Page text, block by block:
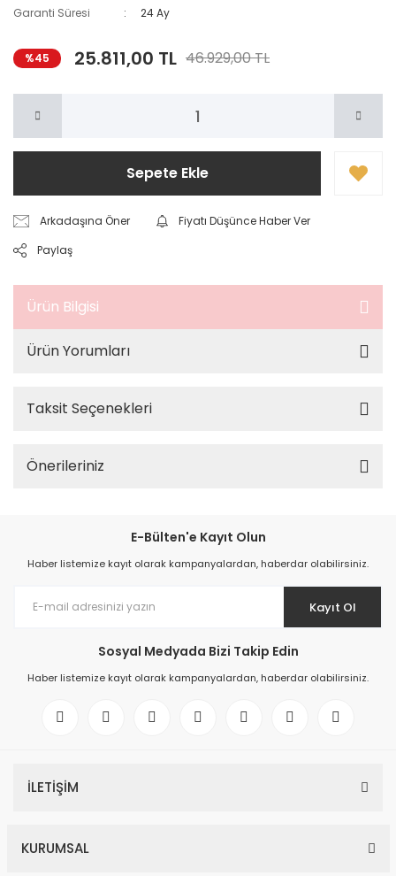
Garanti Süresi
24 Ay
%45 25.811,00 TL 46.929,00 TL
Sepete Ekle
Arkadaşına Öner
Fiyatı Düşünce Haber Ver
Paylaş
Ürün Bilgisi
Ürün Yorumları
Taksit Seçenekleri
Önerileriniz
E-Bülten'e Kayıt Olun
Haber listemize kayıt olarak kampanyalardan, haberdar olabilirsiniz.
Kayıt Ol
Sosyal Medyada Bizi Takip Edin
Haber listemize kayıt olarak kampanyalardan, haberdar olabilirsiniz.
İLETİŞİM
KURUMSAL